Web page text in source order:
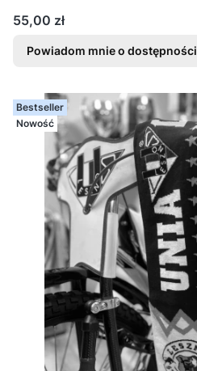
Cena
55,00 zł
Powiadom mnie o dostępności
Bestseller
Nowość